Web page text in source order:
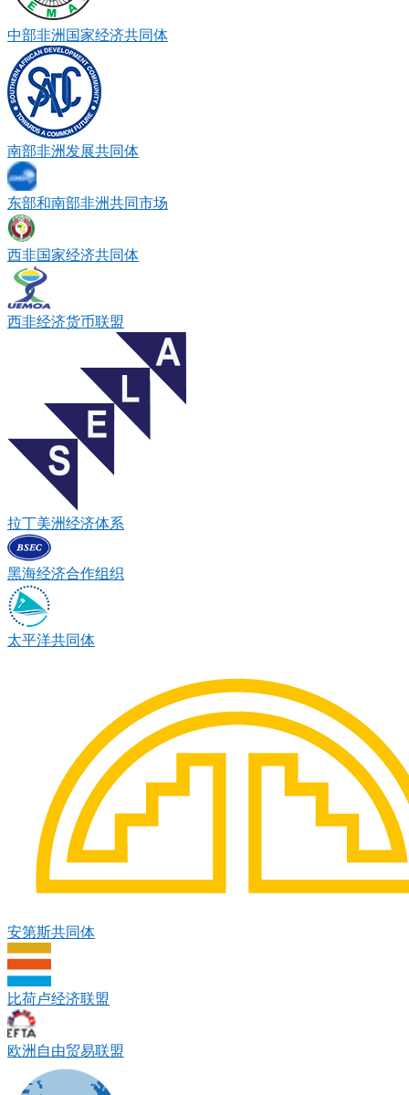
中部非洲国家经济共同体
南部非洲发展共同体
东部和南部非洲共同市场
西非国家经济共同体
西非经济货币联盟
拉丁美洲经济体系
黑海经济合作组织
太平洋共同体
安第斯共同体
比荷卢经济联盟
欧洲自由贸易联盟